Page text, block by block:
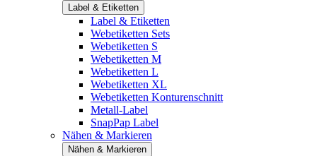
Label & Etiketten
Label & Etiketten
Webetiketten Sets
Webetiketten S
Webetiketten M
Webetiketten L
Webetiketten XL
Webetiketten Konturenschnitt
Metall-Label
SnapPap Label
Nähen & Markieren
Nähen & Markieren